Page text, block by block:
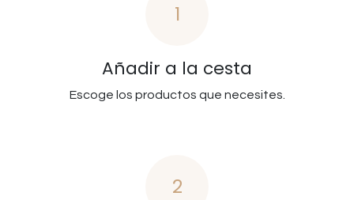
1
Añadir a la cesta
Escoge los productos que necesites.
2